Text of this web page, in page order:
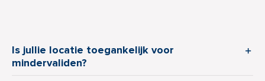
Is jullie locatie toegankelijk voor
mindervaliden?